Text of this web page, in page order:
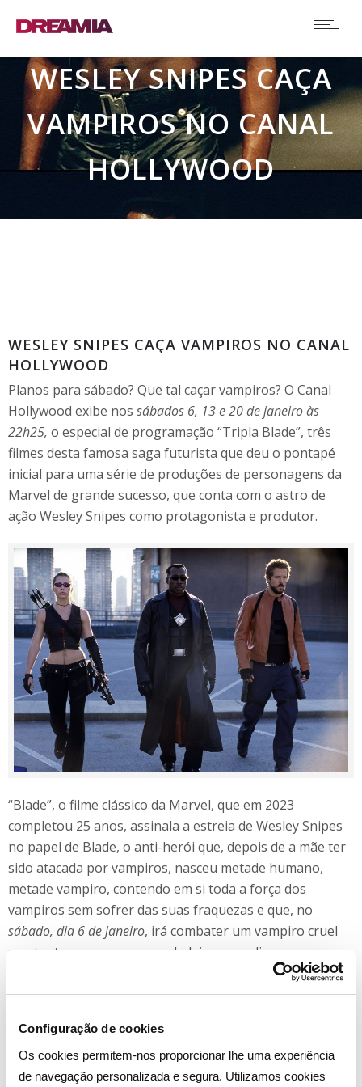
Configuração de cookies
Os cookies permitem-nos proporcionar lhe uma experiência
de navegação personalizada e segura. Utilizamos cookies
WESLEY SNIPES CAÇA
VAMPIROS NO CANAL
HOLLYWOOD
WESLEY SNIPES CAÇA VAMPIROS NO CANAL
HOLLYWOOD
Planos para sábado? Que tal caçar vampiros? O Canal
Hollywood exibe nos sábados 6, 13 e 20 de janeiro às
22h25, o especial de programação “Tripla Blade”, três
filmes desta famosa saga futurista que deu o pontapé
inicial para uma série de produções de personagens da
Marvel de grande sucesso, que conta com o astro de
ação Wesley Snipes como protagonista e produtor.
“Blade”, o filme clássico da Marvel, que em 2023
completou 25 anos, assinala a estreia de Wesley Snipes
no papel de Blade, o anti-herói que, depois de a mãe ter
sido atacada por vampiros, nasceu metade humano,
metade vampiro, contendo em si toda a força dos
vampiros sem sofrer das suas fraquezas e que, no
sábado, dia 6 de janeiro, irá combater um vampiro cruel
que tenta provocar um verdadeiro apocalipse.
realização da sequela, “Blade II”, que estreia no Canal
Hollywoodsábado dia 13 de janeiro, na qual o herói vai
aliar-se aos seus anteriores inimigos vampiros,